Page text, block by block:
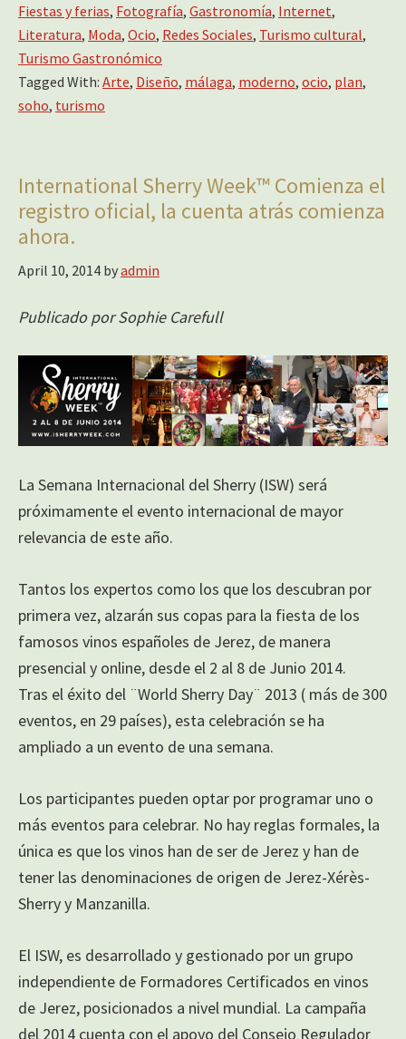
Fiestas y ferias, Fotografía, Gastronomía, Internet,
Literatura, Moda, Ocio, Redes Sociales, Turismo cultural,
Turismo Gastronómico
Tagged With: Arte, Diseño, málaga, moderno, ocio, plan,
soho, turismo
International Sherry Week™ Comienza el
registro oficial, la cuenta atrás comienza
ahora.
April 10, 2014 byadmin
Publicado por Sophie Carefull
La Semana Internacional del Sherry (ISW) será
próximamente el evento internacional de mayor
relevancia de este año.
Tantos los expertos como los que los descubran por
primera vez, alzarán sus copas para la fiesta de los
famosos vinos españoles de Jerez, de manera
presencial y online, desde el 2 al 8 de Junio 2014.
Tras el éxito del ¨World Sherry Day¨ 2013 ( más de 300
eventos, en 29 países), esta celebración se ha
ampliado a un evento de una semana.
Los participantes pueden optar por programar uno o
más eventos para celebrar. No hay reglas formales, la
única es que los vinos han de ser de Jerez y han de
tener las denominaciones de origen de Jerez-Xérès-
Sherry y Manzanilla.
El ISW, es desarrollado y gestionado por un grupo
independiente de Formadores Certificados en vinos
de Jerez, posicionados a nivel mundial. La campaña
del 2014 cuenta con el apoyo del Consejo Regulador